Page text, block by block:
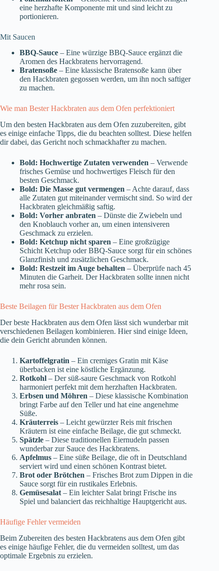
eine herzhafte Komponente mit und sind leicht zu
portionieren.
Mit Saucen
BBQ-Sauce – Eine würzige BBQ-Sauce ergänzt die
Aromen des Hackbratens hervorragend.
Bratensoße – Eine klassische Bratensoße kann über
den Hackbraten gegossen werden, um ihn noch saftiger
zu machen.
Wie man Bester Hackbraten aus dem Ofen perfektioniert
Um den besten Hackbraten aus dem Ofen zuzubereiten, gibt
es einige einfache Tipps, die du beachten solltest. Diese helfen
dir dabei, das Gericht noch schmackhafter zu machen.
Bold: Hochwertige Zutaten verwenden – Verwende
frisches Gemüse und hochwertiges Fleisch für den
besten Geschmack.
Bold: Die Masse gut vermengen – Achte darauf, dass
alle Zutaten gut miteinander vermischt sind. So wird der
Hackbraten gleichmäßig saftig.
Bold: Vorher anbraten – Dünste die Zwiebeln und
den Knoblauch vorher an, um einen intensiveren
Geschmack zu erzielen.
Bold: Ketchup nicht sparen – Eine großzügige
Schicht Ketchup oder BBQ-Sauce sorgt für ein schönes
Glanzfinish und zusätzlichen Geschmack.
Bold: Restzeit im Auge behalten – Überprüfe nach 45
Minuten die Garheit. Der Hackbraten sollte innen nicht
mehr rosa sein.
Beste Beilagen für Bester Hackbraten aus dem Ofen
Der beste Hackbraten aus dem Ofen lässt sich wunderbar mit
verschiedenen Beilagen kombinieren. Hier sind einige Ideen,
die dein Gericht abrunden können.
Kartoffelgratin – Ein cremiges Gratin mit Käse
überbacken ist eine köstliche Ergänzung.
Rotkohl – Der süß-saure Geschmack von Rotkohl
harmoniert perfekt mit dem herzhaften Hackbraten.
Erbsen und Möhren – Diese klassische Kombination
bringt Farbe auf den Teller und hat eine angenehme
Süße.
Kräuterreis – Leicht gewürzter Reis mit frischen
Kräutern ist eine einfache Beilage, die gut schmeckt.
Spätzle – Diese traditionellen Eiernudeln passen
wunderbar zur Sauce des Hackbratens.
Apfelmus – Eine süße Beilage, die oft in Deutschland
serviert wird und einen schönen Kontrast bietet.
Brot oder Brötchen – Frisches Brot zum Dippen in die
Sauce sorgt für ein rustikales Erlebnis.
Gemüsesalat – Ein leichter Salat bringt Frische ins
Spiel und balanciert das reichhaltige Hauptgericht aus.
Häufige Fehler vermeiden
Beim Zubereiten des besten Hackbratens aus dem Ofen gibt
es einige häufige Fehler, die du vermeiden solltest, um das
optimale Ergebnis zu erzielen.